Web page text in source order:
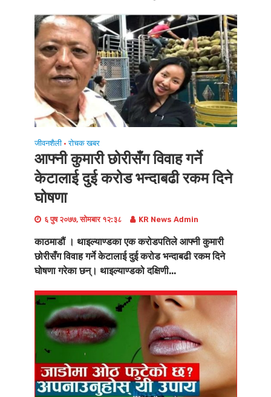
जीवनशैली • रोचक खबर
आफ्नी कुमारी छोरीसँग विवाह गर्ने
केटालाई दुई करोड भन्दाबढी रकम दिने
घोषणा
६ पुष २०७७, सोमबार १२:३८ KR News Admin
काठमाडौं । थाइल्याण्डका एक करोडपतिले आफ्नी कुमारी
छोरीसँग विवाह गर्ने केटालाई दुई करोड भन्दाबढी रकम दिने
घोषणा गरेका छन्। थाइल्याण्डको दक्षिणी...